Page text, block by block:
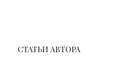
СТАТЬИ АВТОРА